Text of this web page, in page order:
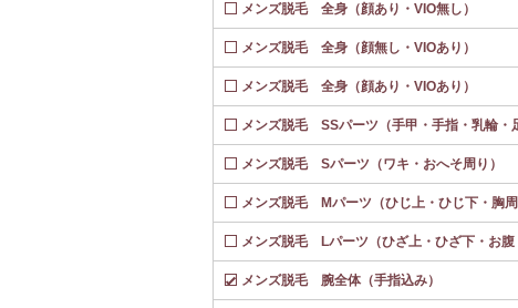
メンズ脱毛 全身（顔あり・VIO無し）
メンズ脱毛 全身（顔無し・VIOあり）
メンズ脱毛 全身（顔あり・VIOあり）
メンズ脱毛 SSパーツ（手甲・手指・乳輪・
メンズ脱毛 Sパーツ（ワキ・おへそ周り）
メンズ脱毛 Mパーツ（ひじ上・ひじ下・胸周
メンズ脱毛 Lパーツ（ひざ上・ひざ下・お腹
メンズ脱毛 腕全体（手指込み）